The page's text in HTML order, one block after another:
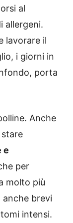
al
allergeni.
lavorare il
i giorni in
porta
Anche
e
per
molto più
anche brevi
intensi.